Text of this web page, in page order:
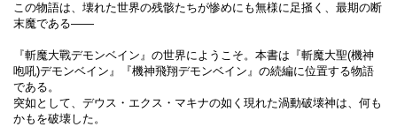
この物語は、壊れた世界の残骸たちが惨めにも無様に足掻く、最期の断
末魔である――
『斬魔大戰デモンベイン』の世界にようこそ。本書は『斬魔大聖(機神
咆吼)デモンベイン』『機神飛翔デモンベイン』の続編に位置する物語
である。
突如として、デウス・エクス・マキナの如く現れた渦動破壊神は、何も
かもを破壊した。